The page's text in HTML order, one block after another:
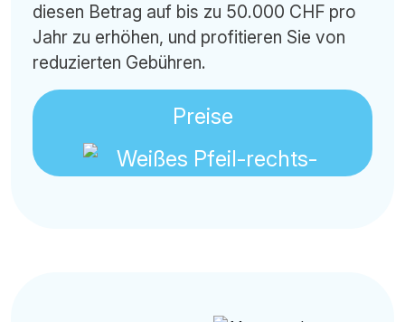
diesen Betrag auf bis zu 50.000 CHF pro
Jahr zu erhöhen, und profitieren Sie von
reduzierten Gebühren.
Preise